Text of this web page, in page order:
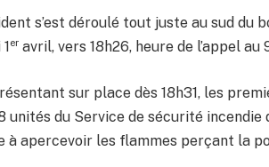
s’est déroulé tout juste au sud du
er avril, vers 18h26, heure de l’appel au
sur place dès 18h31, les
unités du Service de sécurité incendie
à apercevoir les flammes perçant la